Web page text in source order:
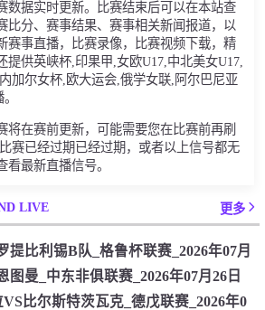
数据实时更新。比赛结束后可以在本站查
比分、赛事结果、赛事相关新闻报道，以
赛事直播，比赛录像，比赛视频下载，精
提供英峡杯,印果甲,女欧U17,中北美女U17,
加尔女杯,欧大运会,俄学女联,阿尔巴尼亚
将在赛前更新，可能需要您在比赛前再刷
赛已经过期已经过期，或者以上信号都无
最新直播信号。
LIVE 更多
提比利锡B队_格鲁杯联赛_2026年07月
图曼_中东非俱联赛_2026年07月26日
比尔斯特茨瓦克_德戊联赛_2026年0